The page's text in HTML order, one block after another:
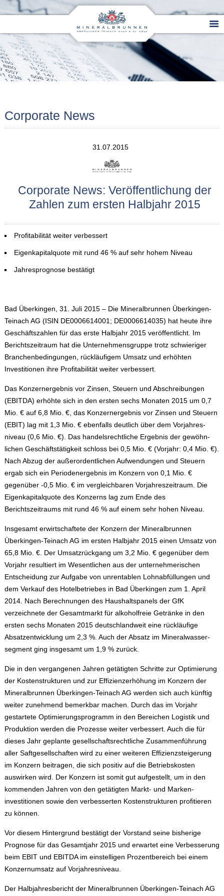
Corporate News
31.07.2015
Corporate News: Veröffentlichung der
Zahlen zum ersten Halbjahr 2015
Profitabilität weiter verbessert
Eigenkapitalquote mit rund 46 % auf sehr hohem Niveau
Jahresprognose bestätigt
Bad Überkingen, 31. Juli 2015 – Die Mineralbrunnen Überkingen-
Teinach AG (ISIN DE0006614001; DE0006614035) hat heute ihre
Geschäftszahlen für das erste Halbjahr 2015 veröffentlicht. Im
Berichtszeitraum hat die Unternehmensgruppe trotz schwieriger
Branchenbedingungen, rückläufigem Umsatz und erhöhten
Investitionen ihre Profitabilität weiter verbessert.
Das Konzernergebnis vor Zinsen, Steuern und Abschreibungen
(EBITDA) erhöhte sich in den ersten sechs Monaten 2015 um 0,7
Mio. € auf 6,8 Mio. €, das Konzern­ergebnis vor Zinsen und Steuern
(EBIT) lag mit 1,3 Mio. € ebenfalls deutlich über dem Vorjahres­
niveau (0,6 Mio. €). Das handelsrechtliche Ergebnis der gewöhn­
lichen Geschäftstätigkeit schloss bei 0,5 Mio. € (Vorjahr: 0,4 Mio. €).
Nach Abzug der außerordentlichen Aufwendungen und Steuern
ergab sich ein Perioden­ergebnis im Konzern von 0,1 Mio. €
gegenüber -0,5 Mio. € im vergleichbaren Vorjahres­zeit­raum. Die
Eigenkapitalquote des Konzerns lag zum Ende des
Berichtszeitraums mit rund 46 % auf einem sehr hohen Niveau.
Insgesamt erwirtschaftete der Konzern der Mineralbrunnen
Überkingen-Teinach AG im ersten Halbjahr 2015 einen Umsatz von
65,8 Mio. €. Der Umsatzrückgang um 3,2 Mio. € gegenüber dem
Vorjahr resultiert im Wesentlichen aus der unternehmeri­schen
Entscheidung zur Aufgabe von unrentablen Lohnabfüllungen und
dem Verkauf des Hotelbetriebes in Bad Überkingen zum 1. April
2014. Nach Berechnungen des Haushalts­panels der GfK
verzeichnete der Gesamtmarkt für alkoholfreie Getränke in den
ersten sechs Monaten 2015 deutschlandweit eine rückläufige
Absatzentwicklung um 2,3 %. Auch der Absatz im Mineralwasser­
segment ging insgesamt um 1,9 % zurück.
Die in den vergangenen Jahren getätigten Schritte zur Optimierung
der Kosten­strukturen und zur Effizienzerhöhung im Konzern der
Mineralbrunnen Überkingen-Teinach AG werden sich auch künftig
weiter zunehmend bemerkbar machen. Durch das im Vorjahr
gestartete Optimierungs­programm in den Bereichen Logistik und
Produktion werden die Prozesse weiter verbessert. Auch die für
dieses Jahr geplante gesellschafts­rechtliche Zusammenführung
aller Saftgesellschaften wird zu einer weiteren Effizienzsteigerung
im Konzern beitragen, die sich positiv auf die Betriebskosten
auswirken wird. Der Konzern ist somit gut aufgestellt, um in den
kommenden Jahren von den getätigten Markt- und Marken­
investitionen sowie den verbesserten Kostenstrukturen profitieren
zu können.
Vor diesem Hintergrund bestätigt der Vorstand seine bisherige
Prognose für das Gesamtjahr 2015 und erwartet eine Verbesserung
beim EBIT und EBITDA im einstelligen Prozentbereich bei einem
Konzernumsatz auf Vorjahresniveau.
Der Halbjahresbericht der Mineralbrunnen Überkingen-Teinach AG